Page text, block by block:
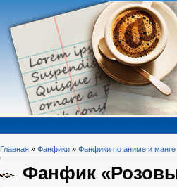
Главная » Фанфики » Фанфики по аниме и манге
Фанфик